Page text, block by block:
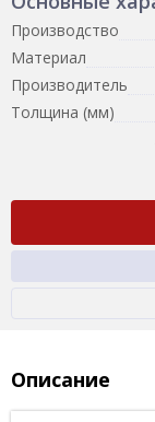
Производство
Материал
Производитель
Толщина (мм)
Описание